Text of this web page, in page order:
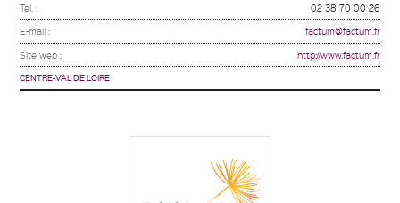
Tel. : 02 38 70 00 26
E-mail : factum@factum.fr
Site web : http://www.factum.fr
CENTRE-VAL DE LOIRE